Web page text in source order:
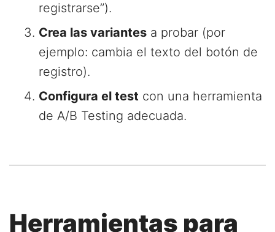
registrarse”).
Crea las variantes a probar (por
ejemplo: cambia el texto del botón de
registro).
Configura el test con una herramienta
de A/B Testing adecuada.
Herramientas para